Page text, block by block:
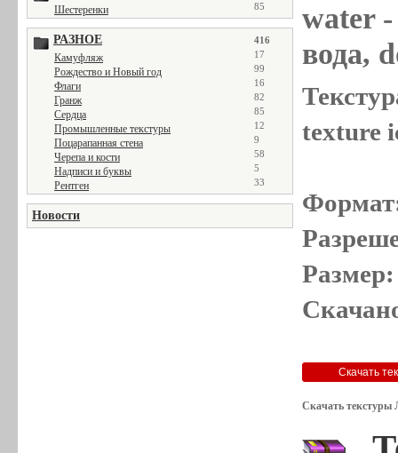
Шестеренки 85
РАЗНОЕ 416
Камуфляж 17
Рождество и Новый год 99
Флаги 16
Гранж 82
Сердца 85
Промышленные текстуры 12
Поцарапанная стена 9
Черепа и кости 58
Надписи и буквы 5
Рентген 33
Новости
water-
вода,
texture
Скачать текстуры